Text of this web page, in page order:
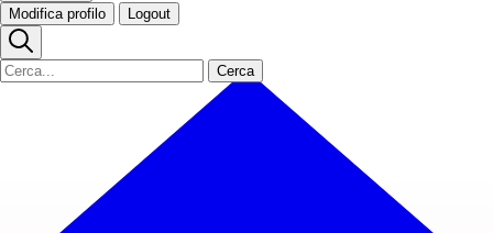
Modifica profilo Logout
Cerca